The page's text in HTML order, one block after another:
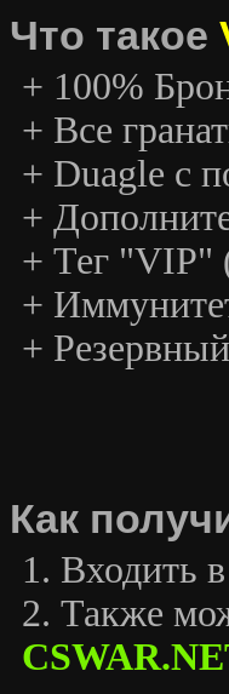
Что такое
+ 100%
+ Все
+ Duagle с
+
+ Тег "VIP"
+
+
Как
1. Входить
2. Также